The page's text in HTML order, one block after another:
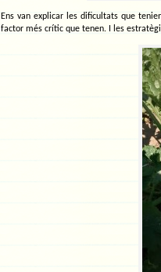
Ens van explicar les dificultats que
factor més crític que tenen. I les